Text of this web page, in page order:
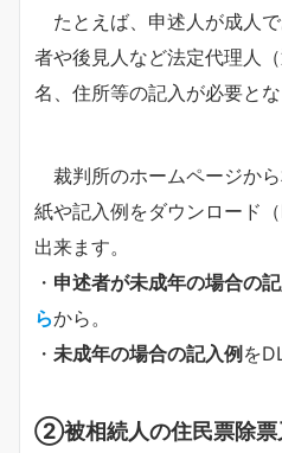
たとえば、申述人が成人
者や後見人など法定代理人
名、住所等の記入が必要とな
裁判所のホームページか
紙や記入例をダウンロード
出来ます。
・ 申述者が未成年の場合の
らから。
・ 未成年の場合の記入例 を
②被相続人の住民票除票